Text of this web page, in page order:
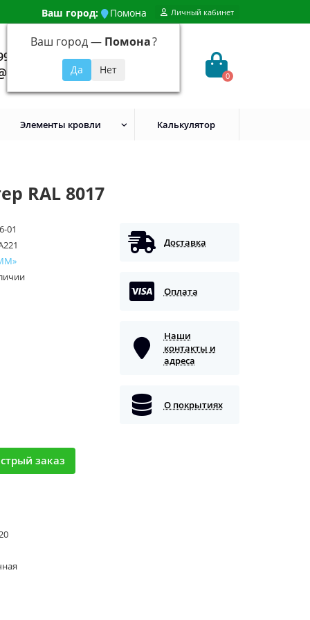
Ваш город: Помона
Ваш город — Помона?
Личный кабинет
648-92-94
0
Элементы кровли Калькулятор
RAL 8017
01
заказ
Доставка
Оплата
Наши
контакты и
адреса
О покрытиях